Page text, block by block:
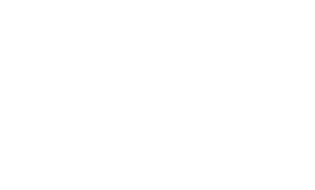
Asegúrese de que su producto sea parte del retiro.
modelo y a la información del producto en el aviso de
Asegúrese de haber enviado información correcta y
fotografías para demostrar que destruyó o desactivó